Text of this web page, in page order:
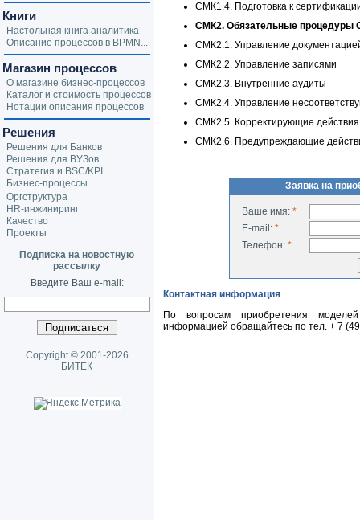
СMК1.4. Подготовка к
СMК2. Обязательные процедуры
СMК2.1. Управление
СMК2.2. Управление записями
СMК2.3. Внутренние аудиты
СMК2.4. Управление
СMК2.5. Корректирующие действия
СMК2.6. Предупреждающие
Заявка на
Ваше имя: *
E-mail: *
Телефон: *
Контактная информация
По вопросам приобретения
информацией обращайтесь по тел. + 7
Книги
Настольная книга аналитика
Описание процессов в BPMN...
Магазин процессов
О магазине бизнес-процессов
Каталог и стоимость процессов
Нотации описания процессов
Решения
Решения для Банков
Решения для ВУЗов
Стратегия и BSC/KPI
Бизнес-процессы
Оргструктура
HR-инжиниринг
Качество
Проекты
Подписка на новостную
рассылку
Введите Ваш e-mail:
Copyright © 2001-2026
БИТЕК